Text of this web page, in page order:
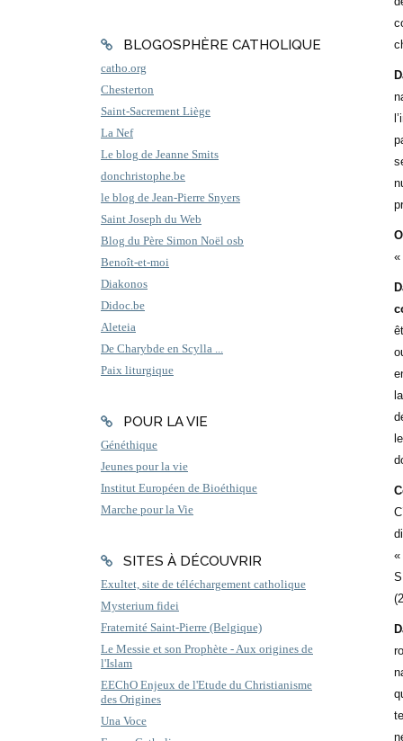
BLOGOSPHÈRE CATHOLIQUE
catho.org
Chesterton
Saint-Sacrement Liège
La Nef
Le blog de Jeanne Smits
donchristophe.be
le blog de Jean-Pierre Snyers
Saint Joseph du Web
Blog du Père Simon Noël osb
Benoît-et-moi
Diakonos
Didoc.be
Aleteia
De Charybde en Scylla ...
Paix liturgique
POUR LA VIE
Généthique
Jeunes pour la vie
Institut Européen de Bioéthique
Marche pour la Vie
SITES À DÉCOUVRIR
Exultet, site de téléchargement catholique
Mysterium fidei
Fraternité Saint-Pierre (Belgique)
Le Messie et son Prophète - Aux origines de
l'Islam
EEChO Enjeux de l'Etude du Christianisme
des Origines
Una Voce
«
«